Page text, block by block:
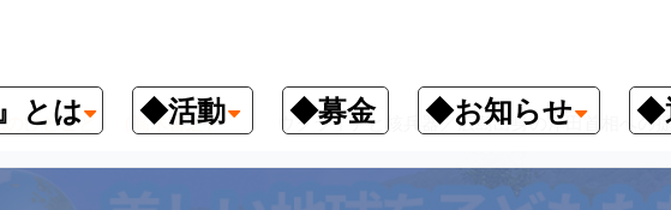
とは ◆活動 ◆募金 ◆お知らせ ◆
のひとこと』（高木善之） ウクライナと核兵器／広島出身の岸田首相への